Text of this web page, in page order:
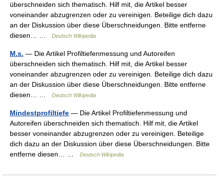
überschneiden sich thematisch. Hilf mit, die Artikel besser
voneinander abzugrenzen oder zu vereinigen. Beteilige dich dazu
an der Diskussion über diese Überschneidungen. Bitte entferne
diesen… …
Deutsch Wikipedia
M.s. — Die Artikel Profiltiefenmessung und Autoreifen
überschneiden sich thematisch. Hilf mit, die Artikel besser
voneinander abzugrenzen oder zu vereinigen. Beteilige dich dazu
an der Diskussion über diese Überschneidungen. Bitte entferne
diesen… …
Deutsch Wikipedia
Mindestprofiltiefe — Die Artikel Profiltiefenmessung und
Autoreifen überschneiden sich thematisch. Hilf mit, die Artikel
besser voneinander abzugrenzen oder zu vereinigen. Beteilige
dich dazu an der Diskussion über diese Überschneidungen. Bitte
entferne diesen… …
Deutsch Wikipedia